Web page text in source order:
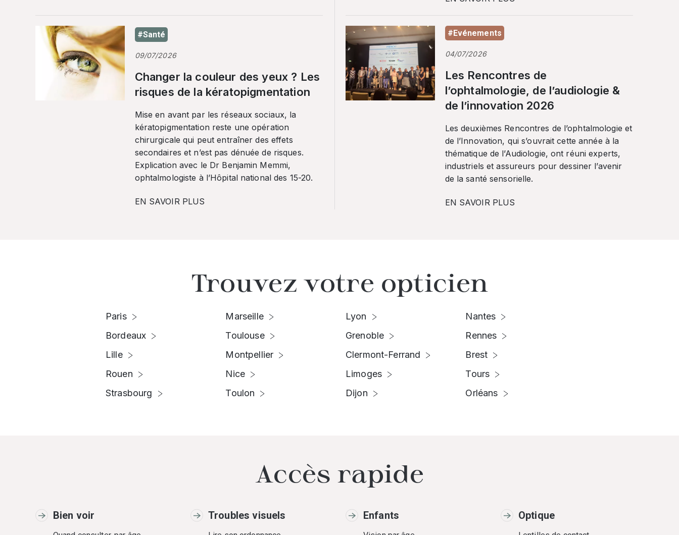
#Santé
09/07/2026
Changer la couleur des yeux ? Les
risques de la kératopigmentation
Mise en avant par les réseaux sociaux, la
kératopigmentation reste une opération
chirurgicale qui peut entraîner des effets
secondaires et n’est pas dénuée de risques.
Explication avec le Dr Benjamin Memmi,
ophtalmologiste à l’Hôpital national des 15-20.
EN SAVOIR PLUS
#Evénements
04/07/2026
Les Rencontres de
l’ophtalmologie, de l’audiologie &
de l’innovation 2026
Les deuxièmes Rencontres de l’ophtalmologie et
de l’Innovation, qui s’ouvrait cette année à la
thématique de l’Audiologie, ont réuni experts,
industriels et assureurs pour dessiner l’avenir
de la santé sensorielle.
EN SAVOIR PLUS
Trouvez votre opticien
Paris
Bordeaux
Lille
Rouen
Strasbourg
Marseille
Toulouse
Montpellier
Nice
Toulon
Lyon
Grenoble
Clermont-Ferrand
Limoges
Dijon
Nantes
Rennes
Brest
Tours
Orléans
Accès rapide
Bien voir Troubles visuels Enfants Optique